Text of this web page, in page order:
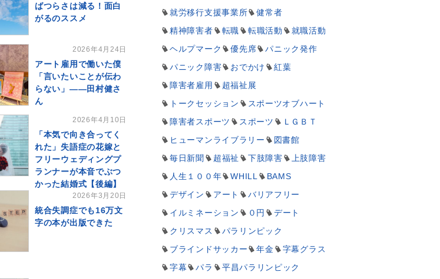
ばつらさは減る！面白
がるのススメ
2026年4月24日
アート雇用で働いた僕
「言いたいことが伝わ
らない」――田村健さ
ん
2026年4月10日
「本気で向き合ってく
れた」失語症の花嫁と
フリーウェディングプ
ランナーが本音でぶつ
かった結婚式【後編】
2026年3月20日
統合失調症でも16万文
字の本が出版できた
就労移行支援事業所
健常者
精神障害者
転職 転職活動
就職活動
ヘルプマーク
優先席
パニック発作
パニック障害
おでかけ
紅葉
障害者雇用
超福祉展
トークセッション
スポーツオブハート
障害者スポーツ
スポーツ
ＬＧＢＴ
ヒューマンライブラリー
図書館
毎日新聞
超福祉 下肢障害
上肢障害
人生１００年
WHILL
BAMS
デザイン
アート
バリアフリー
イルミネーション
０円
デート
クリスマス
パラリンピック
ブラインドサッカー
年金
字幕グラス
字幕
パラ
平昌パラリンピック